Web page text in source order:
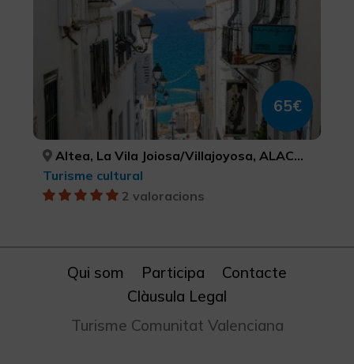
65€
Altea, La Vila Joiosa/Villajoyosa, ALACANT/ALICANTE, ALACANT/ALICANTE
Turisme cultural
2 valoracions
Qui som Participa
Contacte
Clàusula Legal
Turisme Comunitat Valenciana